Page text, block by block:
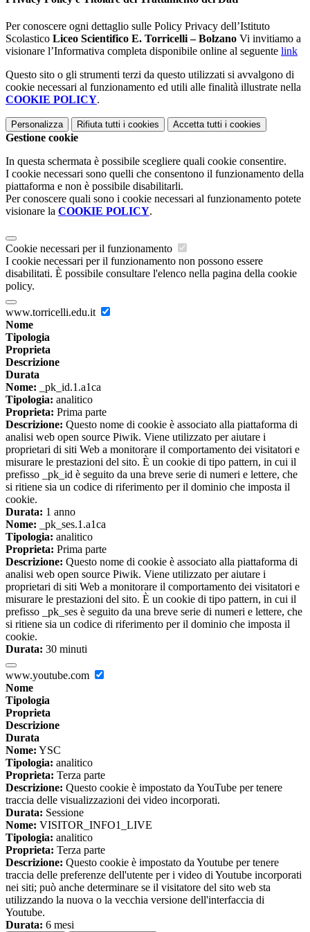
Per conoscere ogni dettaglio sulle Policy Privacy dell’Istituto
Scolastico Liceo Scientifico E. Torricelli – Bolzano Vi invitiamo a
visionare l’Informativa completa disponibile online al seguente link
Questo sito o gli strumenti terzi da questo utilizzati si avvalgono di
cookie necessari al funzionamento ed utili alle finalità illustrate nella
COOKIE POLICY.
Personalizza Rifiuta tutti i cookies Accetta tutti i cookies
Gestione cookie
In questa schermata è possibile scegliere quali cookie consentire.
I cookie necessari sono quelli che consentono il funzionamento della
piattaforma e non è possibile disabilitarli.
Per conoscere quali sono i cookie necessari al funzionamento potete
visionare la COOKIE POLICY.
Cookie necessari per il funzionamento
I cookie necessari per il funzionamento non possono essere
disabilitati. È possibile consultare l'elenco nella pagina della cookie
policy.
www.torricelli.edu.it
Nome
Tipologia
Proprieta
Descrizione
Durata
Nome: _pk_id.1.a1ca
Tipologia: analitico
Proprieta: Prima parte
Descrizione: Questo nome di cookie è associato alla piattaforma di
analisi web open source Piwik. Viene utilizzato per aiutare i
proprietari di siti Web a monitorare il comportamento dei visitatori e
misurare le prestazioni del sito. È un cookie di tipo pattern, in cui il
prefisso _pk_id è seguito da una breve serie di numeri e lettere, che
si ritiene sia un codice di riferimento per il dominio che imposta il
cookie.
Durata: 1 anno
Nome: _pk_ses.1.a1ca
Tipologia: analitico
Proprieta: Prima parte
Descrizione: Questo nome di cookie è associato alla piattaforma di
analisi web open source Piwik. Viene utilizzato per aiutare i
proprietari di siti Web a monitorare il comportamento dei visitatori e
misurare le prestazioni del sito. È un cookie di tipo pattern, in cui il
prefisso _pk_ses è seguito da una breve serie di numeri e lettere, che
si ritiene sia un codice di riferimento per il dominio che imposta il
cookie.
Durata: 30 minuti
www.youtube.com
Nome
Tipologia
Proprieta
Descrizione
Durata
Nome: YSC
Tipologia: analitico
Proprieta: Terza parte
Descrizione: Questo cookie è impostato da YouTube per tenere
traccia delle visualizzazioni dei video incorporati.
Durata: Sessione
Nome: VISITOR_INFO1_LIVE
Tipologia: analitico
Proprieta: Terza parte
Descrizione: Questo cookie è impostato da Youtube per tenere
traccia delle preferenze dell'utente per i video di Youtube incorporati
nei siti; può anche determinare se il visitatore del sito web sta
utilizzando la nuova o la vecchia versione dell'interfaccia di
Youtube.
Durata: 6 mesi